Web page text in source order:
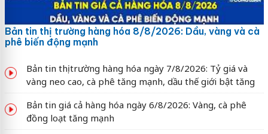
Bản tin thị trường hàng hóa 8/8/2026: Dầu, vàng và cà
phê biến động mạnh
Bản tin thị trường hàng hóa ngày 7/8/2026: Tỷ giá và
vàng neo cao, cà phê tăng mạnh, dầu thế giới bật tăng
Bản tin giá cả hàng hóa ngày 6/8/2026: Vàng, cà phê
đồng loạt tăng mạnh